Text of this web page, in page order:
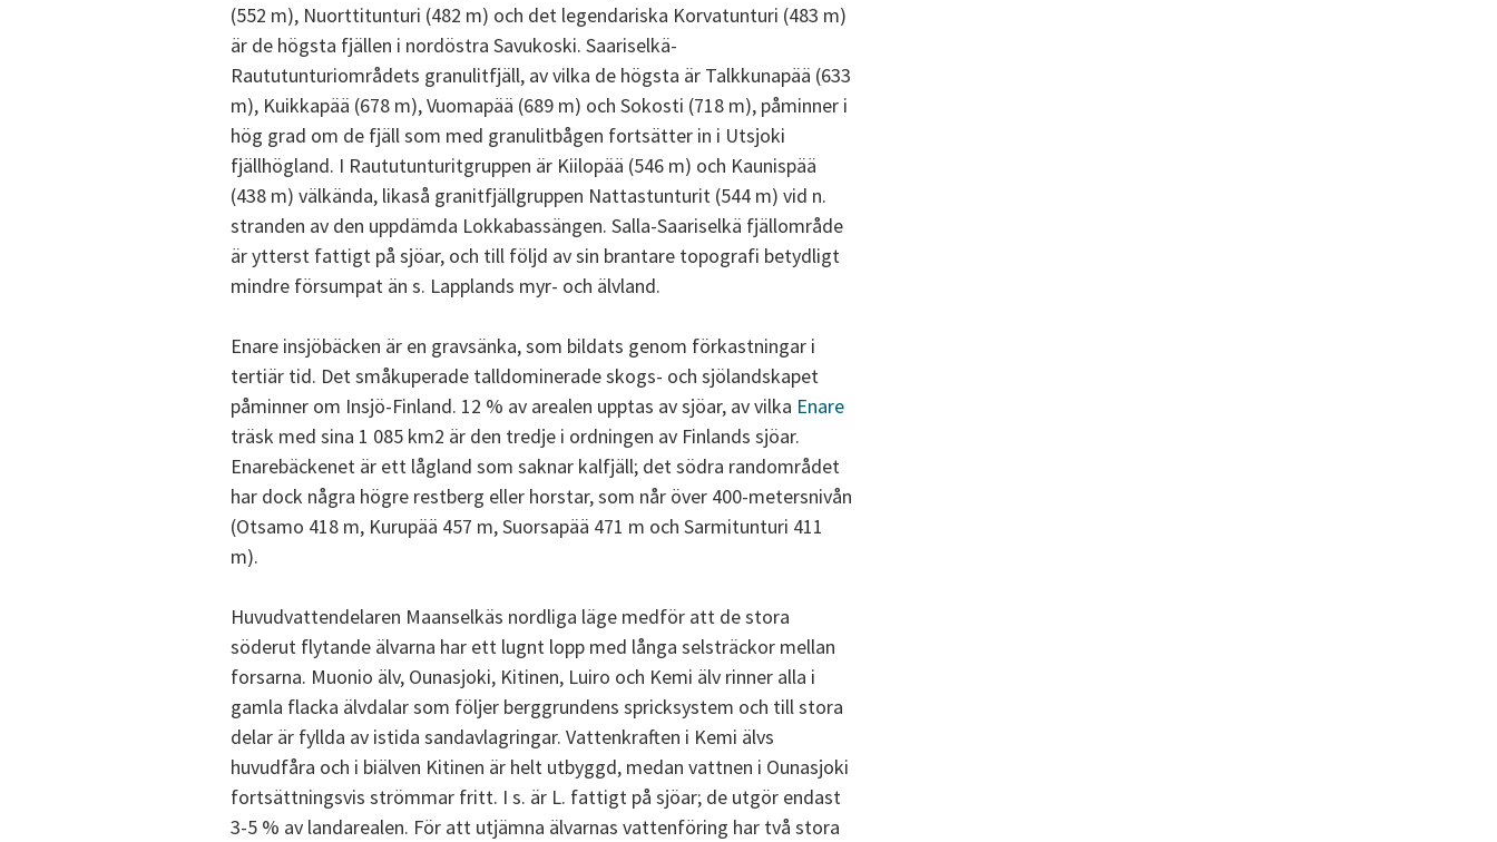
(552 m), Nuorttitunturi (482 m) och det legendariska Korvatunturi (483 m)
är de högsta fjällen i nordöstra Savukoski. Saariselkä-
Raututunturiområdets granulitfjäll, av vilka de högsta är Talkkunapää (633
m), Kuikkapää (678 m), Vuomapää (689 m) och Sokosti (718 m), påminner i
hög grad om de fjäll som med granulitbågen fortsätter in i Utsjoki
fjällhögland. I Raututunturitgruppen är Kiilopää (546 m) och Kaunispää
(438 m) välkända, likaså granitfjällgruppen Nattastunturit (544 m) vid n.
stranden av den uppdämda Lokkabassängen. Salla-Saariselkä fjällområde
är ytterst fattigt på sjöar, och till följd av sin brantare topografi betydligt
mindre försumpat än s. Lapplands myr- och älvland.
Enare insjöbäcken är en gravsänka, som bildats genom förkastningar i
tertiär tid. Det småkuperade talldominerade skogs- och sjölandskapet
påminner om Insjö-Finland. 12 % av arealen upptas av sjöar, av vilka Enare
träsk med sina 1 085 km2 är den tredje i ordningen av Finlands sjöar.
Enarebäckenet är ett lågland som saknar kalfjäll; det södra randområdet
har dock några högre restberg eller horstar, som når över 400-metersnivån
(Otsamo 418 m, Kurupää 457 m, Suorsapää 471 m och Sarmitunturi 411
m).
Huvudvattendelaren Maanselkäs nordliga läge medför att de stora
söderut flytande älvarna har ett lugnt lopp med långa selsträckor mellan
forsarna. Muonio älv, Ounasjoki, Kitinen, Luiro och Kemi älv rinner alla i
gamla flacka älvdalar som följer berggrundens spricksystem och till stora
delar är fyllda av istida sandavlagringar. Vattenkraften i Kemi älvs
huvudfåra och i biälven Kitinen är helt utbyggd, medan vattnen i Ounasjoki
fortsättningsvis strömmar fritt. I s. är L. fattigt på sjöar; de utgör endast
3-5 % av landarealen. För att utjämna älvarnas vattenföring har två stora